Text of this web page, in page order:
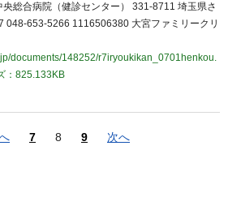
総合病院（健診センター） 331-8711 埼玉県さ
048-653-5266 1116506380 大宮ファミリークリ
documents/148252/r7iryoukikan_0701henkou.
：825.133KB
7 8 9 次へ